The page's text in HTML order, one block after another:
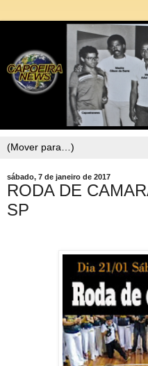
sábado, 7 de janeiro de 2017
RODA DE
SP